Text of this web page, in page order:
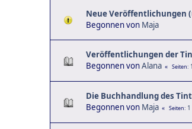
Neue Veröffentlichungen
Begonnen von Maja
Veröffentlichungen der
Begonnen vonAlana Seiten 1
Die Buchhandlung des
Begonnen von Maja Seiten 1